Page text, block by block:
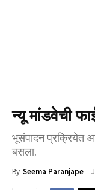
न्यू मांडवेची
भूसंपादन प्रक्रियेत
बसला.
By Seema Paranjape